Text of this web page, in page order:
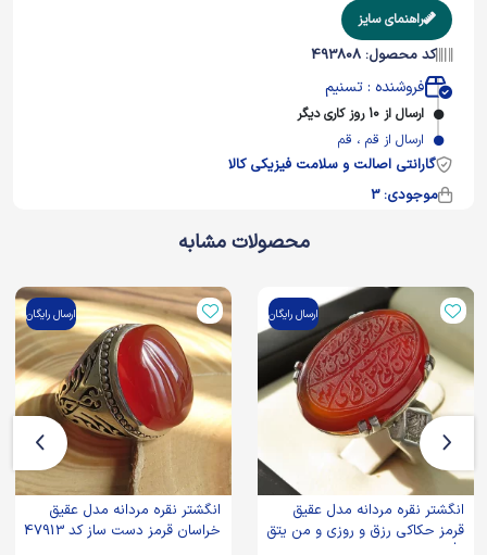
راهنمای سایز
کد محصول: 493808
فروشنده : تسنیم
ارسال از 10 روز کاری دیگر
ارسال از قم ، قم
گارانتی اصالت و سلامت فیزیکی کالا
موجودی: 3
محصولات مشابه
ارسال رایگان
انگشتر نقره مردانه مدل عقیق
قرمز حکاکی رزق و روزی و من یتق
ارسال رایگان
انگشتر نقره مردانه مدل عقیق
خراسان قرمز دست ساز کد 47913